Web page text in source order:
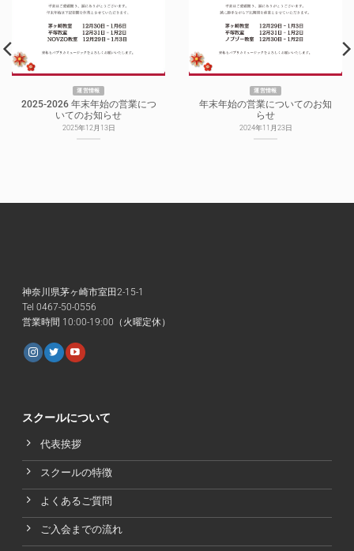
運営情報
2025-2026 年末年始の営業につ
いてのお知らせ
2025年12月13日
運営情報
年末年始の営業についてのお知
らせ
2024年11月23日
神奈川県茅ヶ崎市室田2-15-1
Tel 0467-50-0556
営業時間 10:00-19:00（火曜定休）
スクールについて
代表挨拶
スクールの特徴
よくあるご質問
ご入会までの流れ